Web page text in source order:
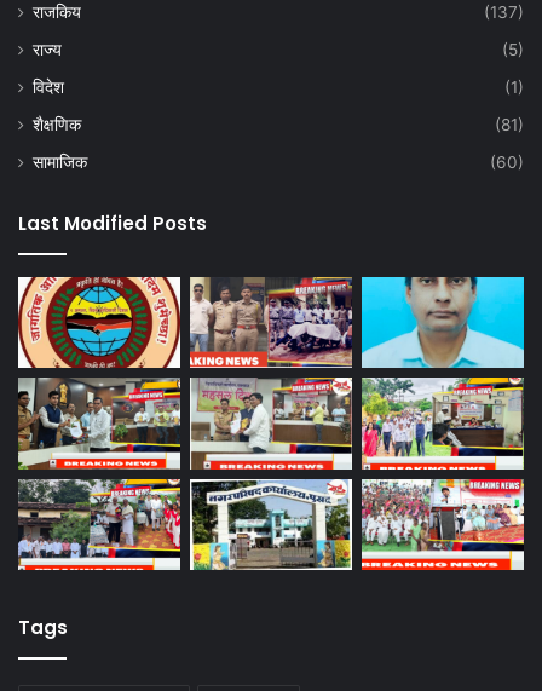
राजकिय
(137)
राज्य
(5)
विदेश
(1)
शैक्षणिक
(81)
सामाजिक
(60)
Last Modified Posts
Tags